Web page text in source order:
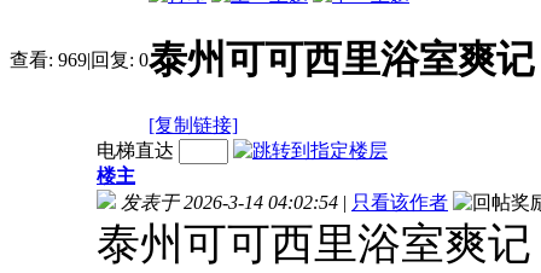
查看: 969|回复: 0泰州可可西里浴室爽记
[复制链接]
电梯直达
楼主
发表于 2026-3-14 04:02:54 | 只看该作者
泰州可可西里浴室爽记